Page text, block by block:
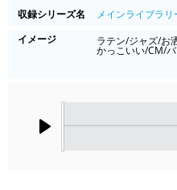
収録シリーズ名
メインライブラリ
イメージ
ラテン/ジャズ/お
かっこいい/CM/